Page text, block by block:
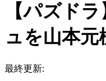
【パズド
ュを山本元
最終更新: